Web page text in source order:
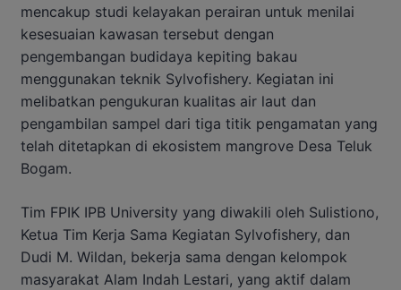
mencakup studi kelayakan perairan untuk menilai
kesesuaian kawasan tersebut dengan
pengembangan budidaya kepiting bakau
menggunakan teknik Sylvofishery. Kegiatan ini
melibatkan pengukuran kualitas air laut dan
pengambilan sampel dari tiga titik pengamatan yang
telah ditetapkan di ekosistem mangrove Desa Teluk
Bogam.
Tim FPIK IPB University yang diwakili oleh Sulistiono,
Ketua Tim Kerja Sama Kegiatan Sylvofishery, dan
Dudi M. Wildan, bekerja sama dengan kelompok
masyarakat Alam Indah Lestari, yang aktif dalam